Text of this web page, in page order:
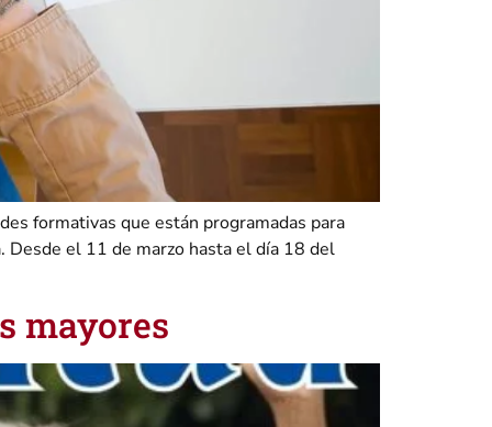
formativas que están programadas para
Desde el 11 de marzo hasta el día 18 del
mayores